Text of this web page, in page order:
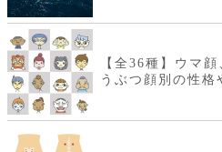
【全36種】ウマ
うぶつ顔別の性格